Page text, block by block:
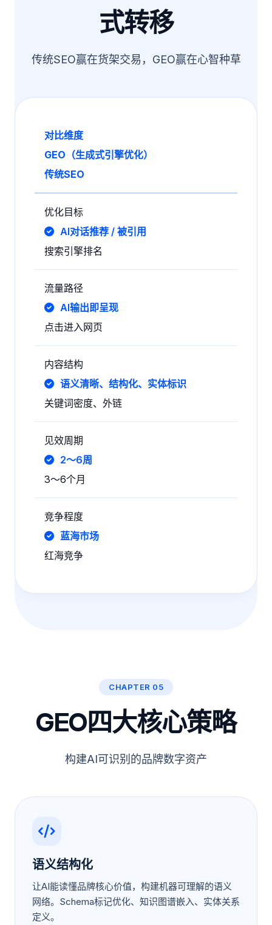
式转移
传统SEO赢在货架交易，GEO赢在心智种草
对比维度
GEO（生成式引擎优化）
传统SEO
优化目标
AI对话推荐 / 被引用
搜索引擎排名
流量路径
AI输出即呈现
点击进入网页
内容结构
语义清晰、结构化、实体标识
关键词密度、外链
见效周期
2～6周
3～6个月
竞争程度
蓝海市场
红海竞争
CHAPTER 05
GEO四大核心策略
构建AI可识别的品牌数字资产
语义结构化
让AI能读懂品牌核心价值，构建机器可理解的语义
网络。Schema标记优化、知识图谱嵌入、实体关系
定义。